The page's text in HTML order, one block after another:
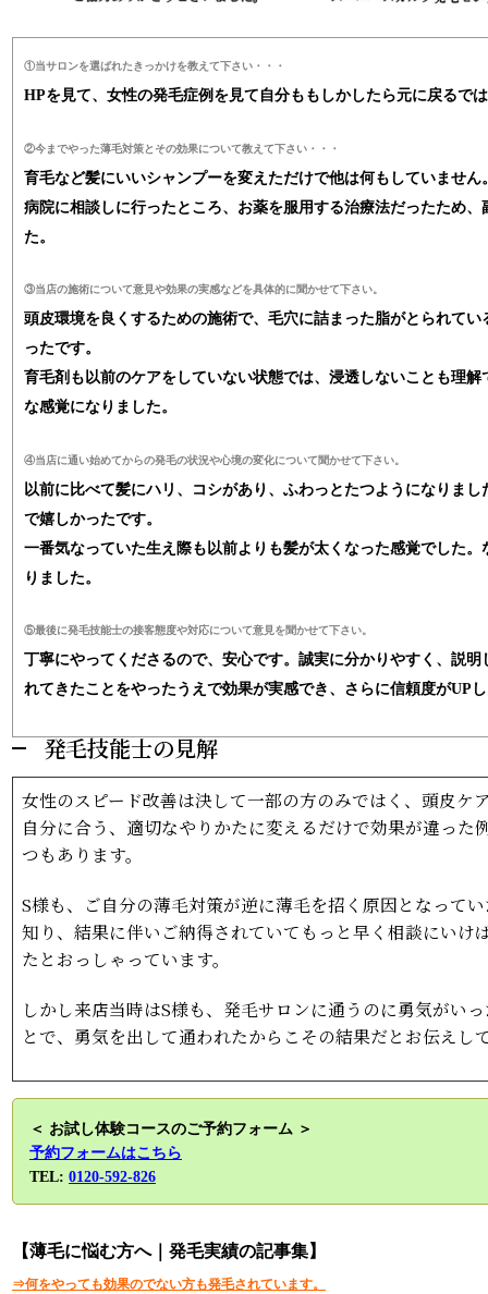
①当サロンを選ばれたきっかけを教えて下さい・・・
HPを見て、女性の発毛症例を見て自分ももしかしたら元に戻るで
②今までやった薄毛対策とその効果について教えて下さい・・・
育毛など髪にいいシャンプーを変えただけで他は何もしていません
病院に相談しに行ったところ、お薬を服用する治療法だったため
た。
③当店の施術について意見や効果の実感などを具体的に聞かせて下さい。
頭皮環境を良くするための施術で、毛穴に詰まった脂がとられて
ったです。
育毛剤も以前のケアをしていない状態では、浸透しないことも理
な感覚になりました。
④当店に通い始めてからの発毛の状況や心境の変化について聞かせて下さい。
以前に比べて髪にハリ、コシがあり、ふわっとたつようになりま
で嬉しかったです。
一番気なっていた生え際も以前よりも髪が太くなった感覚でした
りました。
⑤最後に発毛技能士の接客態度や対応について意見を聞かせて下さい。
丁寧にやってくださるので、安心です。誠実に分かりやすく、説
れてきたことをやったうえで効果が実感でき、さらに信頼度がUP
発毛技能士の見解
女性のスピード改善は決して一部の方のみではく、頭皮ケ
自分に合う、適切なやりかたに変えるだけで効果が違った
つもあります。
S様も、ご自分の薄毛対策が逆に薄毛を招く原因となって
知り、結果に伴いご納得されていてもっと早く相談にいけ
たとおっしゃっています。
しかし来店当時はS様も、発毛サロンに通うのに勇気がい
とで、勇気を出して通われたからこその結果だとお伝えし
＜ お試し体験コースのご予約フォーム ＞
予約フォームはこちら
TEL: 0120-592-826
【薄毛に悩む方へ｜発毛実績の記事集】
⇒何をやっても効果のでない方も発毛されています。